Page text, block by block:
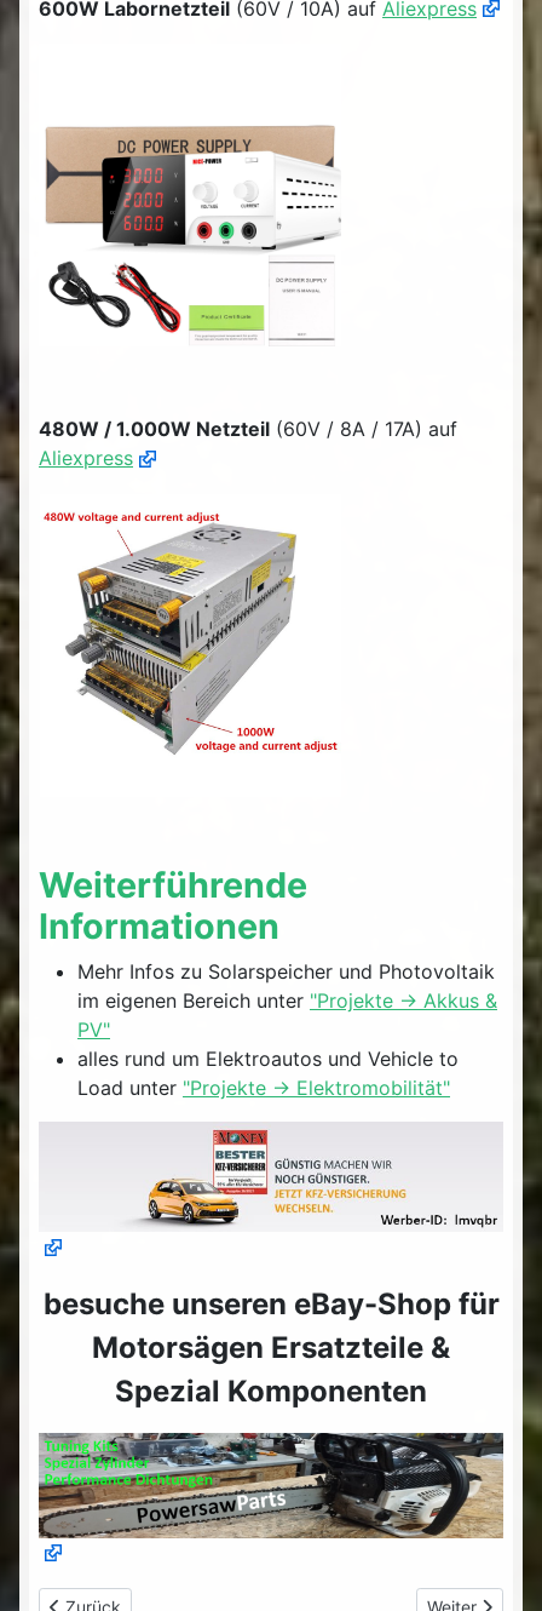
600W Labornetzteil (60V / 10A) auf Aliexpress
480W / 1.000W Netzteil (60V / 8A / 17A) auf
Aliexpress
Weiterführende
Informationen
Mehr Infos zu Solarspeicher und Photovoltaik
im eigenen Bereich unter "Projekte -> Akkus &
PV"
alles rund um Elektroautos und Vehicle to
Load unter "Projekte -> Elektromobilität"
besuche unseren eBay-Shop für
Motorsägen Ersatzteile &
Spezial Komponenten
Vorheriger Beitrag: V2L - wieviel Leistung kann der MG ZS
Nächster